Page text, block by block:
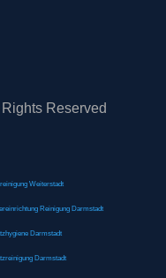
Rights Reserved
Weiterstadt
Reinigung Darmstadt
Darmstadt
Darmstadt